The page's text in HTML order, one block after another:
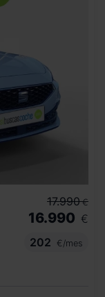
17.990 €
16.990 €
202
€/mes